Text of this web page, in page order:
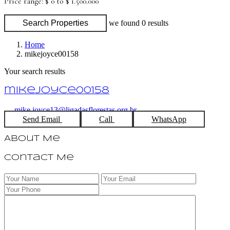
Search Properties we found 0 results
Home
mikejoyce00158
Your search results
mikejoyce00158
mike.joyce13@ligadasflorestas.org.br
Send Email
Call WhatsApp
About Me
Contact Me